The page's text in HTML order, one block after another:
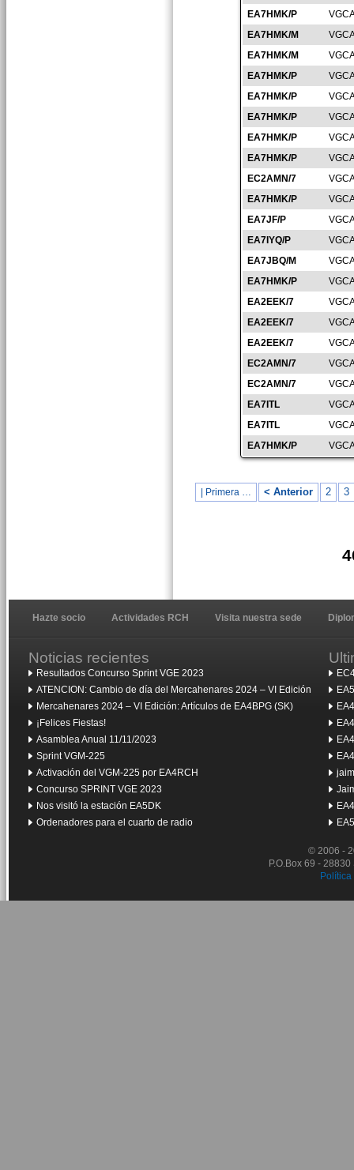
EA7HMK/P
EA7HMK/M
EA7HMK/M
EA7HMK/P
EA7HMK/P
EA7HMK/P
EA7HMK/P
EA7HMK/P
EC2AMN/7
EA7HMK/P
EA7JF/P
EA7IYQ/P
EA7JBQ/M
EA7HMK/P
EA2EEK/7
EA2EEK/7
EA2EEK/7
EC2AMN/7
EC2AMN/7
EA7ITL
EA7ITL
EA7HMK/P
| Primera … < Anterior 2 3
Hazte socio Actividades RCH Visita nuestra sede
Noticias recientes
Resultados Concurso Sprint VGE 2023
ATENCION: Cambio de día del Mercahenares 2024 – VI Edición
Mercahenares 2024 – VI Edición: Artículos de EA4BPG (SK)
¡Felices Fiestas!
Asamblea Anual 11/11/2023
Sprint VGM-225
Activación del VGM-225 por EA4RCH
Concurso SPRINT VGE 2023
Nos visitó la estación EA5DK
Ordenadores para el cuarto de radio
© 2006 -
P.O.Box 69 -